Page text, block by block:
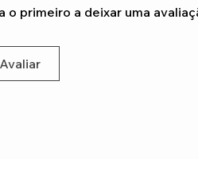
o primeiro a deixar uma
Avaliar